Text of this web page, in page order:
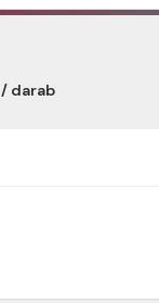
/ darab